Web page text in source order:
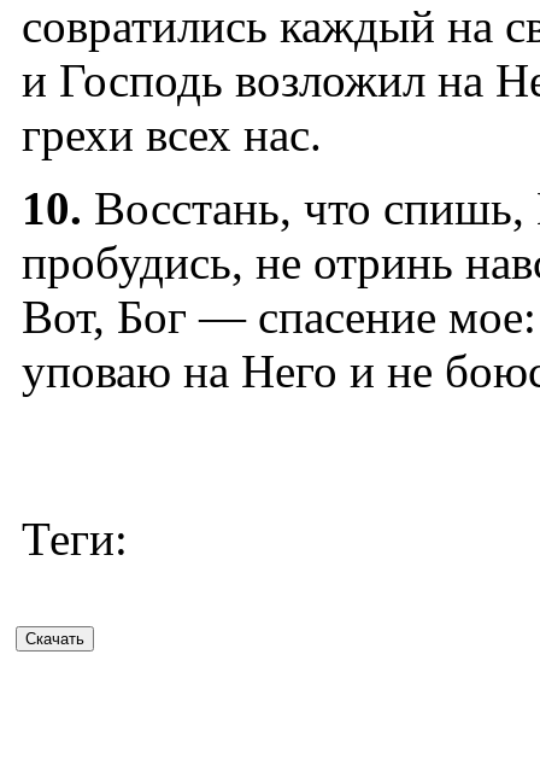
совратились каждый на
и Господь возложил на
грехи всех нас.
10. Восстань, что
пробудись, не отринь
Вот, Бог — спасение
уповаю на Него и не
Теги: